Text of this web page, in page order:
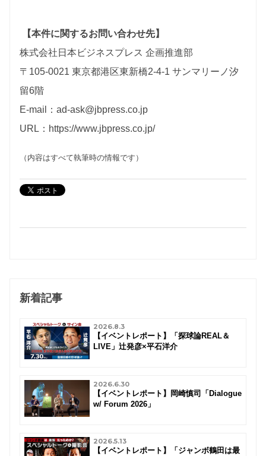
【本件に関するお問い合わせ先】
株式会社日本ビジネスプレス 企画推進部
〒105-0021 東京都港区東新橋2-4-1 サンマリーノ汐
留6階
E-mail：ad-ask@jbpress.co.jp
URL：https://www.jbpress.co.jp/
（内容はすべて執筆時の情報です）
新着記事
2026.8.3
【イベントレポート】「探球論REAL＆
LIVE」辻発彦×平石洋介
2026.6.30
【イベントレポート】岡崎慎司「Dialogue
w/ Forum 2026」
2026.5.13
【イベントレポート】「ジャンボ鶴田は最